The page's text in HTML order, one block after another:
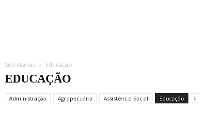
Secretarias Educação
EDUCAÇÃO
Administração Agropecuária Assistência Social Educação